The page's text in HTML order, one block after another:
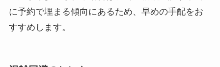
路線バスで約15分です。
高速バス：
着の高速バスや、横浜方面（YCAT）からの直